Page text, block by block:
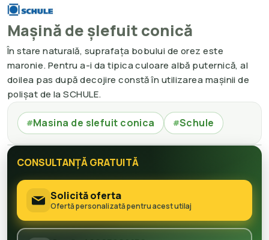
Mașină de șlefuit conică
În stare naturală, suprafața bobului de orez este
maronie. Pentru a-i da tipica culoare albă puternică, al
doilea pas după decojire constă în utilizarea mașinii de
polișat de la SCHULE.
#Masina de slefuit conica #Schule
CONSULTANȚĂ GRATUITĂ
Solicită oferta
Ofertă personalizată pentru acest utilaj